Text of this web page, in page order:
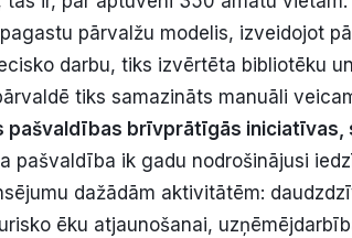
pārvalžu modelis, izveidojot
darbu, tiks izvērtēta bibliotēku
tiks samazināts manuāli
pašvaldības brīvprātīgās iniciatīvas,
pašvaldība ik gadu nodrošinājusi
dažādām aktivitātēm:
ēku atjaunošanai,